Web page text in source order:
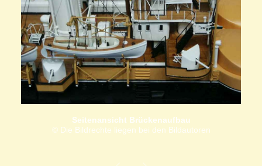
Seitenansicht Brückenaufbau
© Die Bildrechte liegen bei den Bildautoren